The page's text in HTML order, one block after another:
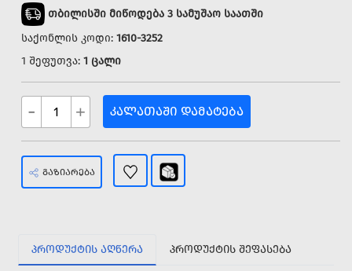
თბილისში მიწოდება 3 სამუშაო საათში
საქონლის კოდი: 1610-3252
1 შეფუთვა: 1 ცალი
- + ᲙᲐᲚᲐᲗᲐᲨᲘ ᲓᲐᲛᲐᲢᲔᲑᲐ
ᲒᲐᲖᲘᲐᲠᲔᲑᲐ
ᲞᲠᲝᲓᲣᲥᲢᲘᲡ ᲐᲦᲬᲔᲠᲐ ᲞᲠᲝᲓᲣᲥᲢᲘᲡ ᲨᲔᲤᲐᲡᲔᲑᲐ